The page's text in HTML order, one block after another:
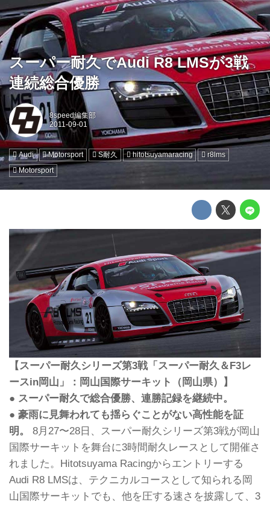
スーパー耐久でAudi R8 LMSが3戦
連続総合優勝
8speed編集部
Audi Motorsport S耐久 hitotsuyamaracing
r8lms
Motorsport
【スーパー耐久シリーズ第3戦「スーパー耐久＆F3レ
ースin岡山」：岡山国際サーキット（岡山県）】
● スーパー耐久で総合優勝、連勝記録を継続中。
● 豪雨に見舞われても揺らぐことがない高性能を証
明。
8月27〜28日、スーパー耐久シリーズ第3戦が岡山
国際サーキットを舞台に3時間耐久レースとして開催さ
れました。Hitotsuyama Racingからエントリーする
Audi R8 LMSは、テクニカルコースとして知られる岡
山国際サーキットでも、他を圧する速さを披露して、3